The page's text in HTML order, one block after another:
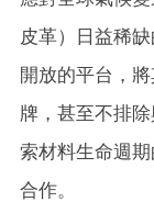
皮革）日益稀
開放的平台，
牌，甚至不排
索材料生命週
合作。